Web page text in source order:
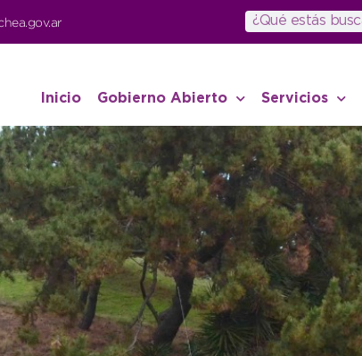
Inicio Gobierno Abierto Servicios